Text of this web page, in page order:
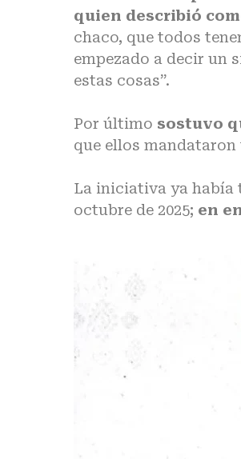
quien describió
chaco, que todos
empezado a decir un
estas cosas”.
Por último sostuvo
que ellos
La iniciativa ya había
octubre de 2025; en